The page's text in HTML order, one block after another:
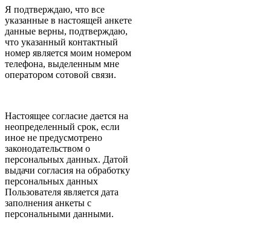
Я подтверждаю, что все
указанные в настоящей анкете
данные верны, подтверждаю,
что указанный контактный
номер является моим номером
телефона, выделенным мне
оператором сотовой связи.
Настоящее согласие дается на
неопределенный срок, если
иное не предусмотрено
законодательством о
персональных данных. Датой
выдачи согласия на обработку
персональных данных
Пользователя является дата
заполнения анкеты с
персональными данными.